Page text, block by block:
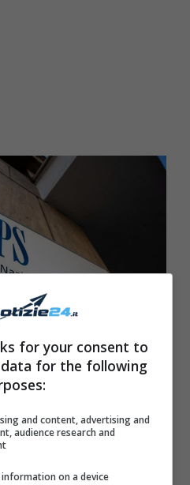
dal mese di marzo
nel mese di
a causa
for your consent to
data for the following
and content, advertising and
audience research and
on a device